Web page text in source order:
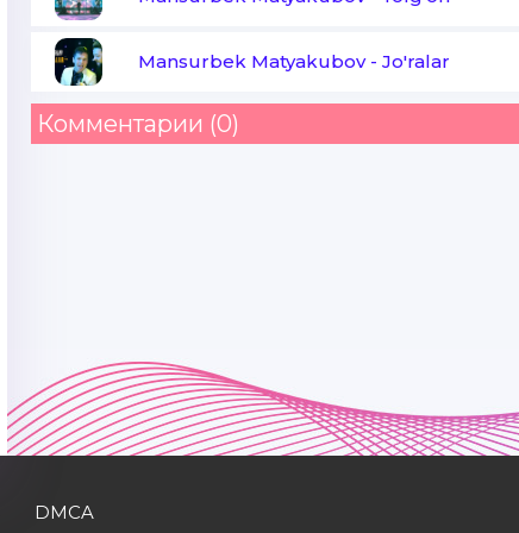
Sevgan qizim bag'ritosh
Qiyo boqib qo'ymiydi
Mansurbek Matyakubov- Jo'ralar
Комментарии (0)
DMCA